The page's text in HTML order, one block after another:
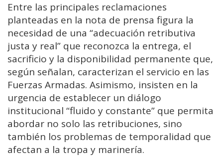
Entre las principales reclamaciones
planteadas en la nota de prensa figura la
necesidad de una “adecuación retributiva
justa y real” que reconozca la entrega, el
sacrificio y la disponibilidad permanente que,
según señalan, caracterizan el servicio en las
Fuerzas Armadas. Asimismo, insisten en la
urgencia de establecer un diálogo
institucional “fluido y constante” que permita
abordar no solo las retribuciones, sino
también los problemas de temporalidad que
afectan a la tropa y marinería.